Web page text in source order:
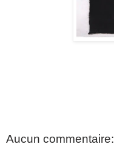
Aucun commentaire: